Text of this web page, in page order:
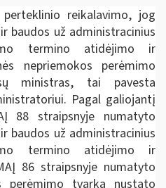
reikalavimo, jog
baudos už administracinius
termino atidėjimo ir
nepriemokos perėmimo
ministras, tai pavesta
Pagal galiojantį
88 straipsnyje numatyto
baudos už administracinius
termino atidėjimo ir
86 straipsnyje numatyto
perėmimo tvarką nustato